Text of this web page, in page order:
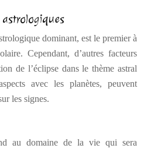
dominant, est le premier à
Cependant, d’autres facteurs
de l’éclipse dans le thème astral
avec les planètes, peuvent
les signes.
au domaine de la vie qui sera